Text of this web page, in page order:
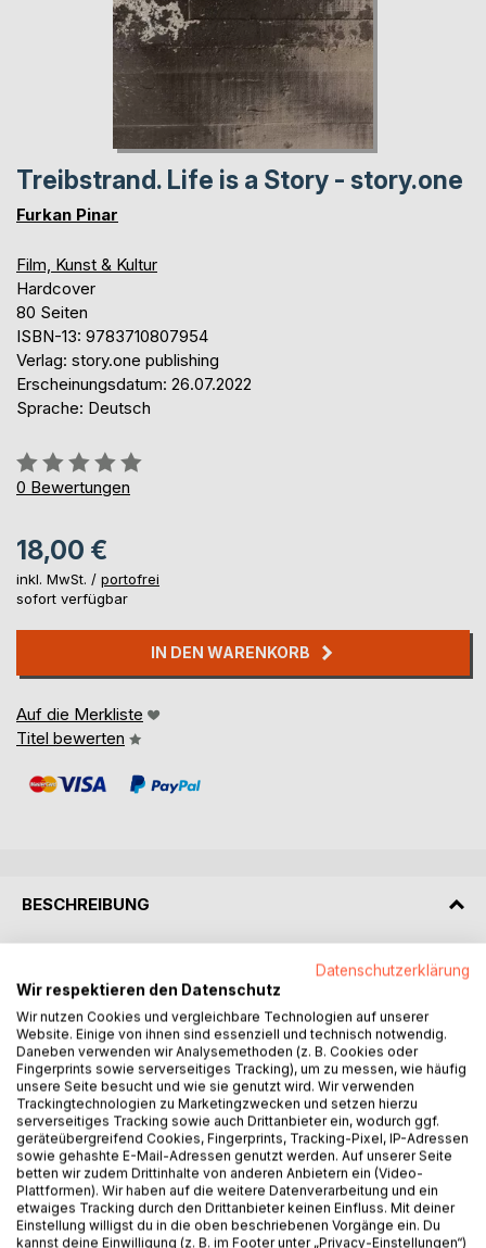
Treibstrand. Life is a Story - story.one
Furkan Pinar
Film, Kunst & Kultur
Hardcover
80 Seiten
ISBN-13: 9783710807954
Verlag: story.one publishing
Erscheinungsdatum: 26.07.2022
Sprache: Deutsch
Bewertung::
0%
0 Bewertungen
18,00 €
inkl. MwSt. / portofrei
sofort verfügbar
IN DEN WARENKORB
Auf die Merkliste
Titel bewerten
BESCHREIBUNG
Wir distanzieren uns diesmal vom Hafen und werden
gespült ans Meer. Krabbeln hinaus in die Welt des
Erwachsenwerdens, doch bleiben im Sand des Schicksals
stecken. Manch einer lebt in dem Schatten seines Geld
verdienenden Partners, der andere nuckelt an der
Druckerpresse der verloren gegangenen Künste.
Treibstrände sind dazu da deine kleinwüchsige Seele in
den Himmel zu strecken, um dir die Sterne selber
herunterzuholen. Was ist mit denen passiert die dem
Nachspiel des Schlamms folgten.
AUTOR/IN
Datenschutzerklärung
Wir respektieren den Datenschutz
Wir nutzen Cookies und vergleichbare Technologien auf unserer
Website. Einige von ihnen sind essenziell und technisch notwendig.
Daneben verwenden wir Analysemethoden (z. B. Cookies oder
Fingerprints sowie serverseitiges Tracking), um zu messen, wie häufig
unsere Seite besucht und wie sie genutzt wird. Wir verwenden
Trackingtechnologien zu Marketingzwecken und setzen hierzu
serverseitiges Tracking sowie auch Drittanbieter ein, wodurch ggf.
geräteübergreifend Cookies, Fingerprints, Tracking-Pixel, IP-Adressen
sowie gehashte E-Mail-Adressen genutzt werden. Auf unserer Seite
betten wir zudem Drittinhalte von anderen Anbietern ein (Video-
Plattformen). Wir haben auf die weitere Datenverarbeitung und ein
etwaiges Tracking durch den Drittanbieter keinen Einfluss. Mit deiner
Einstellung willigst du in die oben beschriebenen Vorgänge ein. Du
kannst deine Einwilligung (z. B. im Footer unter „Privacy-Einstellungen“)